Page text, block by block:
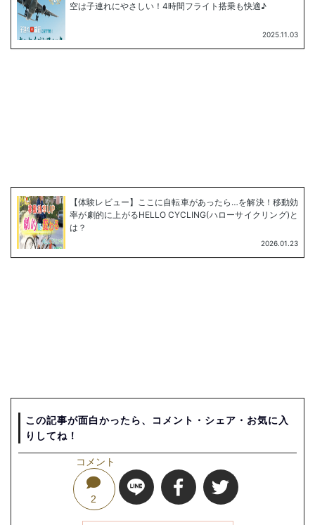
この記事が面白かったら、コメント・シェア・お気に入
りしてね！
コメント
2